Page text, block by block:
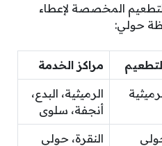
المخصصة لإعطاء
حولي:
مراكز الخدمة
الرميثية، البدع،
أنجفة، سلوى
النقرة، حولي